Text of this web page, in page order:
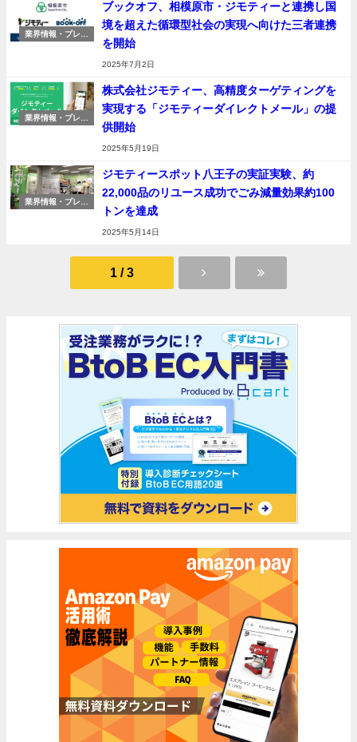
業界情報・プレス
ブックオフ、相模原市・ジモティーと連携し国
境を超えた循環型社会の実現へ向けた三者連携
を開始
2025年7月2日
業界情報・プレス
株式会社ジモティー、高精度ターゲティングを
実現する「ジモティーダイレクトメール」の提
供開始
2025年5月19日
業界情報・プレス
ジモティースポット八王子の実証実験、約
22,000品のリユース成功でごみ減量効果約100
トンを達成
2025年5月14日
1 / 3